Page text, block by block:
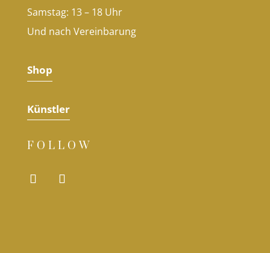
Samstag: 13 – 18 Uhr
Und nach Vereinbarung
Shop
Künstler
FOLLOW